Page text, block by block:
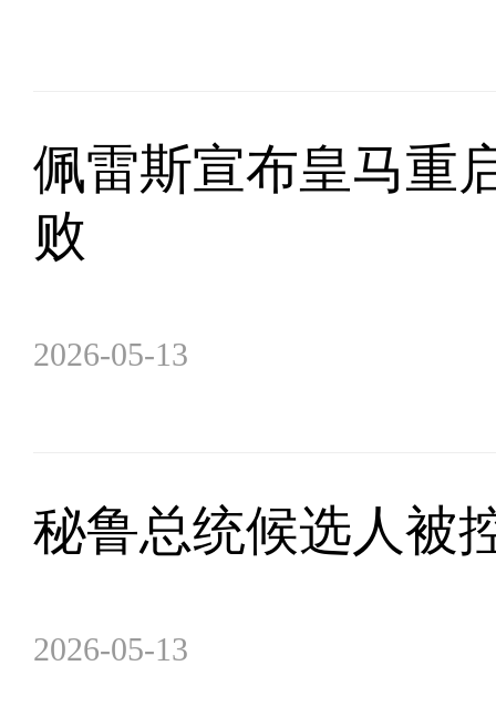
佩雷斯宣布皇马重
败
2026-05-13
秘鲁总统候选人被
2026-05-13